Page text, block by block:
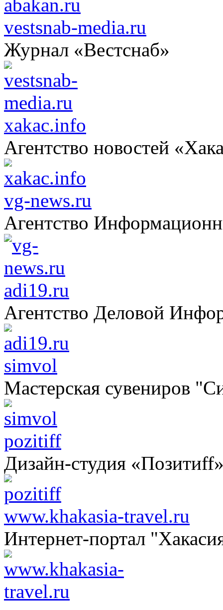
vestsnab-media.ru
Журнал «Вестснаб»
xakac.info
Агентство новостей
vg-news.ru
Агентство
adi19.ru
Агентство Деловой
simvol
Мастерская сувениров
pozitiff
Дизайн-студия
www.khakasia-travel.ru
Интернет-портал